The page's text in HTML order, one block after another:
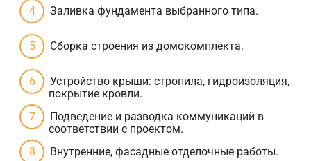
Заливка фундамента выбранного типа.
Сборка строения из домокомплекта.
Устройство крыши: стропила, гидроизоляция,
покрытие кровли.
Подведение и разводка коммуникаций в
соответствии с проектом.
Внутренние, фасадные отделочные работы.